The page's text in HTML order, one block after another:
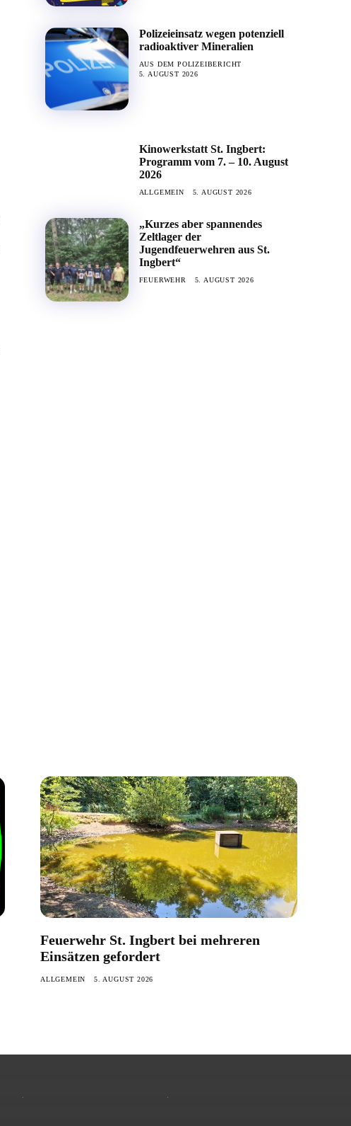
Polizeieinsatz wegen potenziell
radioaktiver Mineralien
AUS DEM POLIZEIBERICHT
5. AUGUST 2026
Kinowerkstatt St. Ingbert:
Programm vom 7. – 10. August
2026
ALLGEMEIN 5. AUGUST 2026
„Kurzes aber spannendes
Zeltlager der
Jugendfeuerwehren aus St.
Ingbert“
FEUERWEHR 5. AUGUST 2026
Feuerwehr St. Ingbert bei mehreren
Einsätzen gefordert
ALLGEMEIN 5. AUGUST 2026